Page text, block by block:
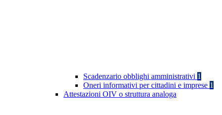
Scadenzario obblighi amministrativi 1
Oneri informativi per cittadini e imprese 1
Attestazioni OIV o struttura analoga